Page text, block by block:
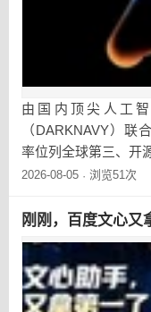
由国内顶尖人工
（DARKNAVY）联
率位列全球第三、开
2026-08-05 · 浏览51次
刚刚，百度文心又